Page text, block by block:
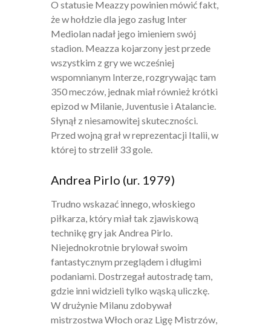
O statusie Meazzy powinien mówić fakt,
że w hołdzie dla jego zasług Inter
Mediolan nadał jego imieniem swój
stadion. Meazza kojarzony jest przede
wszystkim z gry we wcześniej
wspomnianym Interze, rozgrywając tam
350 meczów, jednak miał również krótki
epizod w Milanie, Juventusie i Atalancie.
Słynął z niesamowitej skuteczności.
Przed wojną grał w reprezentacji Italii, w
której to strzelił 33 gole.
Andrea Pirlo (ur. 1979)
Trudno wskazać innego, włoskiego
piłkarza, który miał tak zjawiskową
technikę gry jak Andrea Pirlo.
Niejednokrotnie brylował swoim
fantastycznym przeglądem i długimi
podaniami. Dostrzegał autostradę tam,
gdzie inni widzieli tylko wąską uliczkę.
W drużynie Milanu zdobywał
mistrzostwa Włoch oraz Ligę Mistrzów,